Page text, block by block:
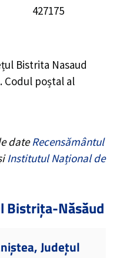
427175
Bistrita Nasaud
Codul poștal al
dateRecensământul
Institutul Național de
Bistrița-Năsăud
Județul